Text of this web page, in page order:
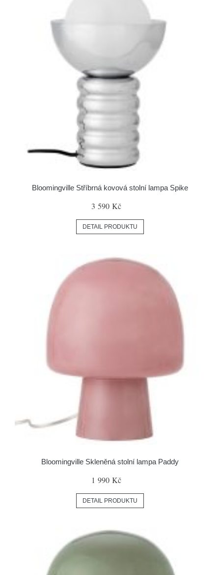
Bloomingville Stříbrná kovová stolní lampa Spike
3 590 Kč
DETAIL PRODUKTU
Bloomingville Skleněná stolní lampa Paddy
1 990 Kč
DETAIL PRODUKTU